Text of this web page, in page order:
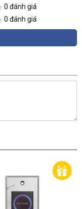
0 đánh giá
0 đánh giá